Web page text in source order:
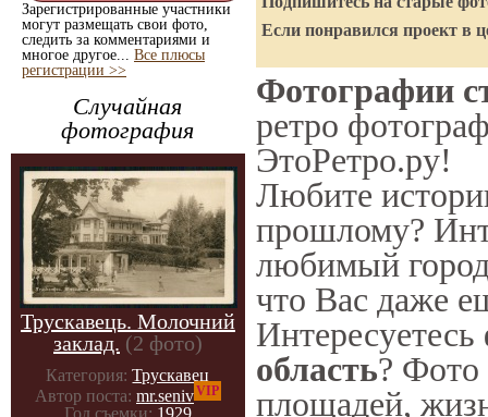
Зарегистрированные участники
могут размещать свои фото,
следить за комментариями и
многое другое... Все плюсы
регистрации >>
Случайная
фотография
Трускавець. Молочний
заклад. (2 фото)
Категория: Трускавец
Автор поста: mr.senivVIP
Если понравился проект в
Фотографии
ретро
ЭтоРетро.ру!
Любите
прошлому?
любимый город
что Вас даже
Интересуетесь
область? Фото
площадей,